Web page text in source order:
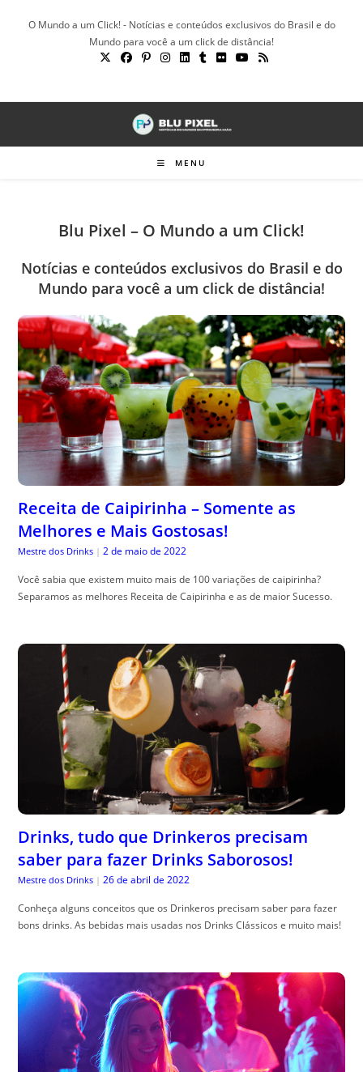
O Mundo a um Click! - Notícias e conteúdos exclusivos do Brasil e do
Mundo para você a um click de distância!
MENU
Blu Pixel – O Mundo a um Click!
Notícias e conteúdos exclusivos do Brasil e do
Mundo para você a um click de distância!
Receita de Caipirinha – Somente as
Melhores e Mais Gostosas!
Mestre dos Drinks | 2 de maio de 2022
Você sabia que existem muito mais de 100 variações de caipirinha?
Separamos as melhores Receita de Caipirinha e as de maior Sucesso.
Drinks, tudo que Drinkeros precisam
saber para fazer Drinks Saborosos!
Mestre dos Drinks | 26 de abril de 2022
Conheça alguns conceitos que os Drinkeros precisam saber para fazer
bons drinks. As bebidas mais usadas nos Drinks Clássicos e muito mais!